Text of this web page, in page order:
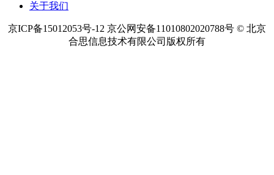
关于我们
京ICP备15012053号-12 京公网安备11010802020788号 © 北京
合思信息技术有限公司版权所有